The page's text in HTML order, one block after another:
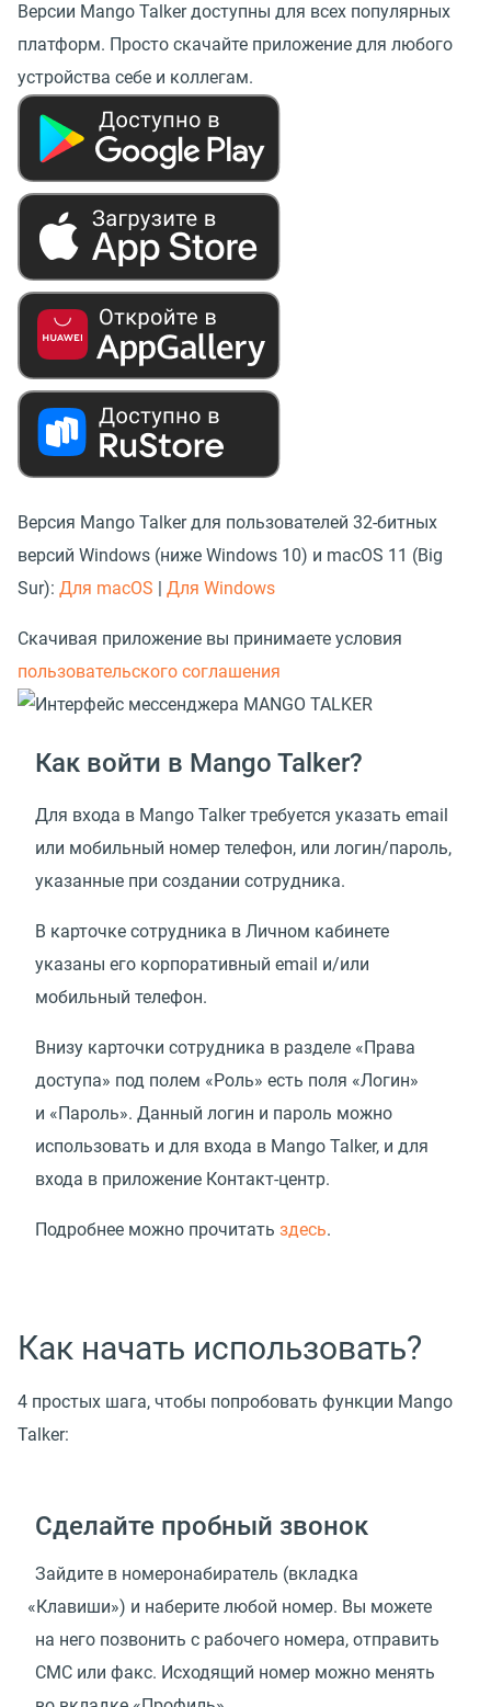
Версии Mango Talker доступны для всех популярных
платформ. Просто скачайте приложение для любого
устройства себе и коллегам.
Версия Mango Talker для пользователей 32-битных
версий Windows (ниже Windows 10) и macOS 11 (Big
Sur): Для macOS Для Windows
Скачивая приложение вы принимаете условия
пользовательского соглашения
Как войти в Mango Talker?
Для входа в Mango Talker требуется указать email
или мобильный номер телефон, или логин/пароль,
указанные при создании сотрудника.
В карточке сотрудника в Личном кабинете
указаны его корпоративный email и/или
мобильный телефон.
Внизу карточки сотрудника в разделе «Права
доступа» под полем «Роль» есть поля «Логин»
и «Пароль». Данный логин и пароль можно
использовать и для входа в Mango Talker, и для
входа в приложение Контакт-центр.
Подробнее можно прочитать здесь.
Как начать использовать?
4 простых шага, чтобы попробовать функции Mango
Talker:
Сделайте пробный звонок
Зайдите в номеронабиратель (вкладка
«Клавиши») и наберите любой номер. Вы можете
на него позвонить с рабочего номера, отправить
СМС или факс. Исходящий номер можно менять